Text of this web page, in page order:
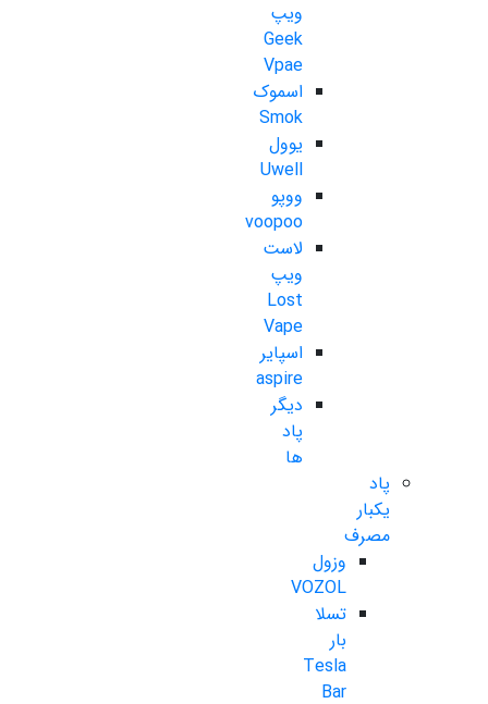
ویپ
Geek
Vpae
اسموک
Smok
یوول
Uwell
ووپو
voopoo
لاست
ویپ
Lost
Vape
اسپایر
aspire
دیگر
پاد
ها
پاد
یکبار
مصرف
وزول
VOZOL
تسلا
بار
Tesla
Bar